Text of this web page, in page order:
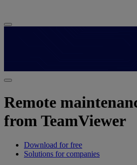
Remote
from TeamViewer
Download for free
Solutions for companies